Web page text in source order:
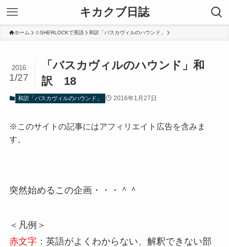
キカクブ日誌
ホーム ☆SHERLOCKで英語 和訳「バスカヴィルのハウンド」
「バスカヴィルのハウンド」和
訳 18
2016
1/27
和訳「バスカヴィルのハウンド」 2016年1月27日
※このサイトの記事にはアフィリエイト広告を含みま
す。
突然始めるこの企画・・・＾＾
＜凡例＞
赤文字：英語がよくわからない、解釈できない部